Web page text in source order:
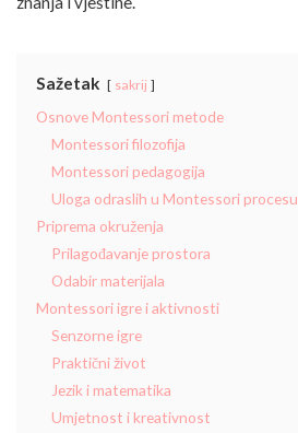
Sažetak sakrij
Osnove Montessori metode
Montessori filozofija
Montessori pedagogija
Uloga odraslih u Montessori procesu
Priprema okruženja
Prilagođavanje prostora
Odabir materijala
Montessori igre i aktivnosti
Senzorne igre
Praktični život
Jezik i matematika
Umjetnost i kreativnost